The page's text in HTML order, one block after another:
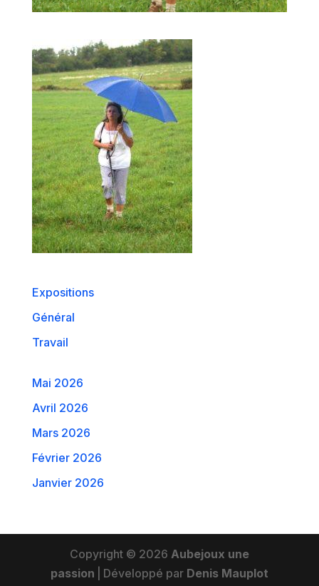
Expositions
Général
Travail
Mai 2026
Avril 2026
Mars 2026
Février 2026
Janvier 2026
Copyright © 2026 Aubejoux une
passion
Développé par Denis Mauplot